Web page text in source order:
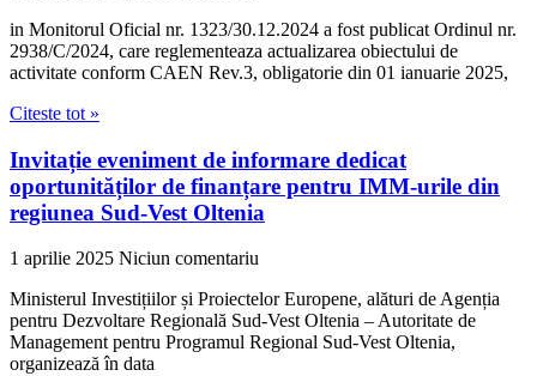
in Monitorul Oficial nr. 1323/30.12.2024 a fost publicat Ordinul nr.
2938/C/2024, care reglementeaza actualizarea obiectului de
activitate conform CAEN Rev.3, obligatorie din 01 ianuarie 2025,
Citeste tot »
Invitație eveniment de informare dedicat
oportunităților de finanțare pentru IMM-urile din
regiunea Sud-Vest Oltenia
1 aprilie 2025 Niciun comentariu
Ministerul Investițiilor și Proiectelor Europene, alături de Agenția
pentru Dezvoltare Regională Sud-Vest Oltenia – Autoritate de
Management pentru Programul Regional Sud-Vest Oltenia,
organizează în data